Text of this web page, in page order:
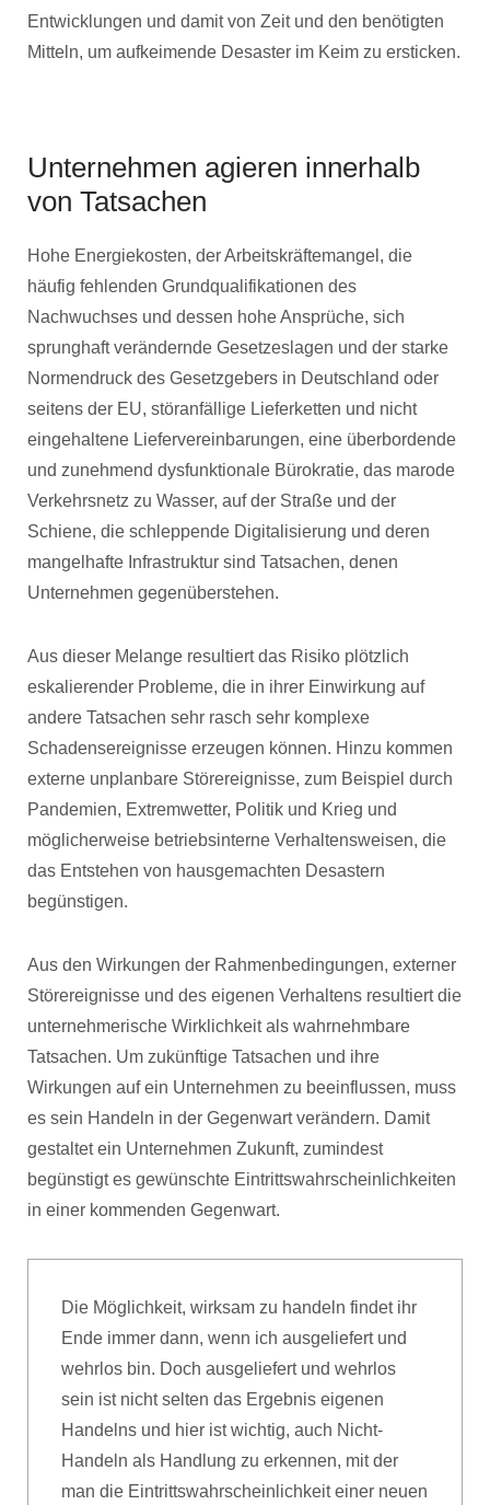
Entwicklungen und damit von Zeit und den benötigten
Mitteln, um aufkeimende Desaster im Keim zu ersticken.
Unternehmen agieren innerhalb
von Tatsachen
Hohe Energiekosten, der Arbeitskräftemangel, die
häufig fehlenden Grundqualifikationen des
Nachwuchses und dessen hohe Ansprüche, sich
sprunghaft verändernde Gesetzeslagen und der starke
Normendruck des Gesetzgebers in Deutschland oder
seitens der EU, störanfällige Lieferketten und nicht
eingehaltene Liefervereinbarungen, eine überbordende
und zunehmend dysfunktionale Bürokratie, das marode
Verkehrsnetz zu Wasser, auf der Straße und der
Schiene, die schleppende Digitalisierung und deren
mangelhafte Infrastruktur sind Tatsachen, denen
Unternehmen gegenüberstehen.
Aus dieser Melange resultiert das Risiko plötzlich
eskalierender Probleme, die in ihrer Einwirkung auf
andere Tatsachen sehr rasch sehr komplexe
Schadensereignisse erzeugen können. Hinzu kommen
externe unplanbare Störereignisse, zum Beispiel durch
Pandemien, Extremwetter, Politik und Krieg und
möglicherweise betriebsinterne Verhaltensweisen, die
das Entstehen von hausgemachten Desastern
begünstigen.
Aus den Wirkungen der Rahmenbedingungen, externer
Störereignisse und des eigenen Verhaltens resultiert die
unternehmerische Wirklichkeit als wahrnehmbare
Tatsachen. Um zukünftige Tatsachen und ihre
Wirkungen auf ein Unternehmen zu beeinflussen, muss
es sein Handeln in der Gegenwart verändern. Damit
gestaltet ein Unternehmen Zukunft, zumindest
begünstigt es gewünschte Eintrittswahrscheinlichkeiten
in einer kommenden Gegenwart.
Die Möglichkeit, wirksam zu handeln findet ihr
Ende immer dann, wenn ich ausgeliefert und
wehrlos bin. Doch ausgeliefert und wehrlos
sein ist nicht selten das Ergebnis eigenen
Handelns und hier ist wichtig, auch Nicht-
Handeln als Handlung zu erkennen, mit der
man die Eintrittswahrscheinlichkeit einer neuen